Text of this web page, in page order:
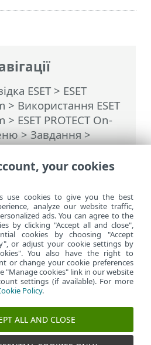
ESET> ESET
> Використання ESET
> ESET PROTECT On-
>Завдання>
>Синхронізація
Синхронізація
комп’ютери з Linux
версію
your cookies
use cookies to give you the best
analyze our website traffic,
ads. You can agree to the
by clicking "Accept all and close",
cookies by choosing "Accept
or adjust your cookie settings by
You also have the right to
or change your cookie preferences
"Manage cookies" link in our website
settings (if available). For more
Policy.
ALL AND CLOSE